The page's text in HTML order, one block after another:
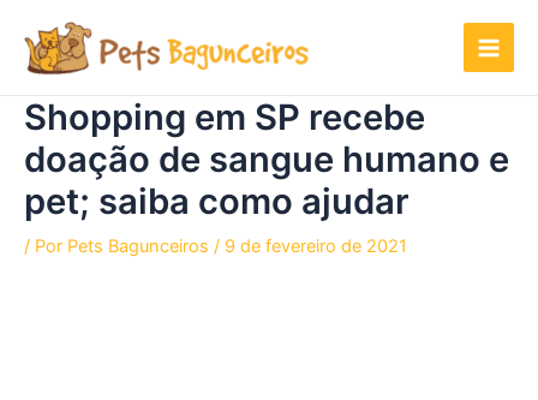
para
conteúdo
Shopping em SP recebe
doação de sangue humano e
pet; saiba como ajudar
/ Por Pets Bagunceiros / 9 de fevereiro de 2021